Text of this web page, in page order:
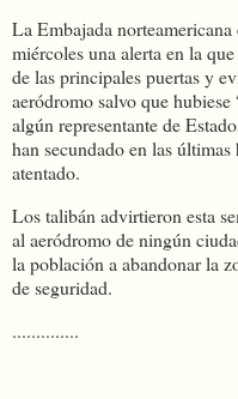
La Embajada
miércoles una alerta en la
de las principales puertas y
aeródromo salvo que
algún representante de
han secundado en las
atentado.
Los talibán advirtieron esta
al aeródromo de ningún
la población a abandonar la
de seguridad.
..............